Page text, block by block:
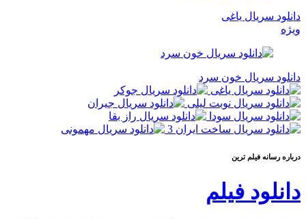
دانلود سریال یاغی
ویژه
دانلود سریال خون سرد
درباره رسانه فيلم ترين
دانلود فیلم